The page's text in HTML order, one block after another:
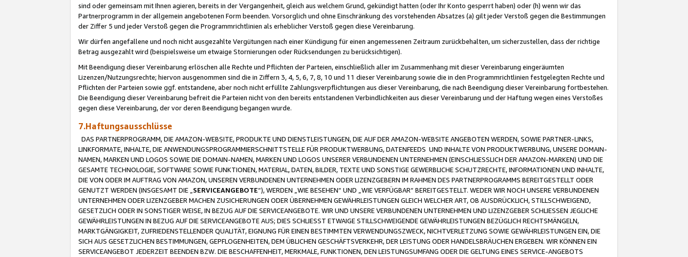
sind oder gemeinsam mit Ihnen agieren, bereits in der Vergangenheit, gleich aus welchem Grund, gekündigt hatten (oder Ihr Konto gesperrt haben) oder (h) wenn wir das
Partnerprogramm in der allgemein angebotenen Form beenden. Vorsorglich und ohne Einschränkung des vorstehenden Absatzes (a) gilt jeder Verstoß gegen die Bestimmungen
der Ziffer 5 und jeder Verstoß gegen die Programmrichtlinien als erheblicher Verstoß gegen diese Vereinbarung.
Wir dürfen angefallene und noch nicht ausgezahlte Vergütungen nach einer Kündigung für einen angemessenen Zeitraum zurückbehalten, um sicherzustellen, dass der richtige
Betrag ausgezahlt wird (beispielsweise um etwaige Stornierungen oder Rücksendungen zu berücksichtigen).
Mit Beendigung dieser Vereinbarung erlöschen alle Rechte und Pflichten der Parteien, einschließlich aller im Zusammenhang mit dieser Vereinbarung eingeräumten
Lizenzen/Nutzungsrechte; hiervon ausgenommen sind die in Ziffern 3, 4, 5, 6, 7, 8, 10 und 11 dieser Vereinbarung sowie die in den Programmrichtlinien festgelegten Rechte und
Pflichten der Parteien sowie ggf. entstandene, aber noch nicht erfüllte Zahlungsverpflichtungen aus dieser Vereinbarung, die nach Beendigung dieser Vereinbarung fortbestehen.
Die Beendigung dieser Vereinbarung befreit die Parteien nicht von den bereits entstandenen Verbindlichkeiten aus dieser Vereinbarung und der Haftung wegen eines Verstoßes
gegen diese Vereinbarung, der vor deren Beendigung begangen wurde.
7.Haftungsausschlüsse
DAS PARTNERPROGRAMM, DIE AMAZON-WEBSITE, PRODUKTE UND DIENSTLEISTUNGEN, DIE AUF DER AMAZON-WEBSITE ANGEBOTEN WERDEN, SOWIE PARTNER-LINKS,
LINKFORMATE, INHALTE, DIE ANWENDUNGSPROGRAMMIERSCHNITTSTELLE FÜR PRODUKTWERBUNG, DATENFEEDS UND INHALTE VON PRODUKTWERBUNG, UNSERE DOMAIN-
NAMEN, MARKEN UND LOGOS SOWIE DIE DOMAIN-NAMEN, MARKEN UND LOGOS UNSERER VERBUNDENEN UNTERNEHMEN (EINSCHLIESSLICH DER AMAZON-MARKEN) UND DIE
GESAMTE TECHNOLOGIE, SOFTWARE SOWIE FUNKTIONEN, MATERIAL, DATEN, BILDER, TEXTE UND SONSTIGE GEWERBLICHE SCHUTZRECHTE, INFORMATIONEN UND INHALTE,
DIE VON ODER IM AUFTRAG VON AMAZON, UNSEREN VERBUNDENEN UNTERNEHMEN ODER LIZENZGEBERN IM RAHMEN DES PARTNERPROGRAMMS BEREITGESTELLT ODER
GENUTZT WERDEN (INSGESAMT DIE „ SERVICEANGEBOTE“), WERDEN „WIE BESEHEN“ UND „WIE VERFÜGBAR“ BEREITGESTELLT. WEDER WIR NOCH UNSERE VERBUNDENEN
UNTERNEHMEN ODER LIZENZGEBER MACHEN ZUSICHERUNGEN ODER ÜBERNEHMEN GEWÄHRLEISTUNGEN GLEICH WELCHER ART, OB AUSDRÜCKLICH, STILLSCHWEIGEND,
GESETZLICH ODER IN SONSTIGER WEISE, IN BEZUG AUF DIE SERVICEANGEBOTE. WIR UND UNSERE VERBUNDENEN UNTERNEHMEN UND LIZENZGEBER SCHLIESSEN JEGLICHE
GEWÄHRLEISTUNGEN IN BEZUG AUF DIE SERVICEANGEBOTE AUS; DIES SCHLIESST ETWAIGE STILLSCHWEIGENDE GEWÄHRLEISTUNGEN BEZÜGLICH RECHTSMÄNGELN,
MARKTGÄNGIGKEIT, ZUFRIEDENSTELLENDER QUALITÄT, EIGNUNG FÜR EINEN BESTIMMTEN VERWENDUNGSZWECK, NICHTVERLETZUNG SOWIE GEWÄHRLEISTUNGEN EIN, DIE
SICH AUS GESETZLICHEN BESTIMMUNGEN, GEPFLOGENHEITEN, DEM ÜBLICHEN GESCHÄFTSVERKEHR, DER LEISTUNG ODER HANDELSBRÄUCHEN ERGEBEN. WIR KÖNNEN EIN
SERVICEANGEBOT JEDERZEIT BEENDEN BZW. DIE BESCHAFFENHEIT, MERKMALE, FUNKTIONEN, DEN LEISTUNGSUMFANG ODER DIE GELTUNG EINES SERVICE-ANGEBOTS